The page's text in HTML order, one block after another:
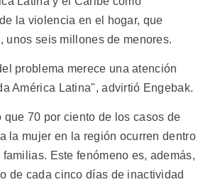
la violencia en el hogar, que
unos seis millones de menores.
problema merece una atención
América Latina", advirtió Engebak.
que 70 por ciento de los casos de
la mujer en la región ocurren dentro
Este fenómeno es, además,
de cada cinco días de inactividad